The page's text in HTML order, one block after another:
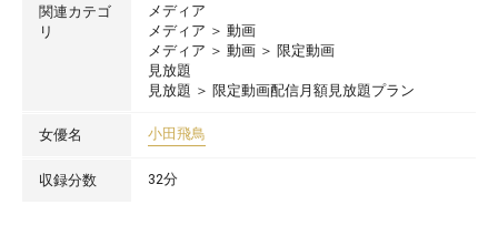
関連カテゴ
リ
メディア
メディア ＞ 動画
メディア ＞ 動画 ＞ 限定動画
見放題
見放題 ＞ 限定動画配信月額見放題プラン
女優名 小田飛鳥
収録分数 32分